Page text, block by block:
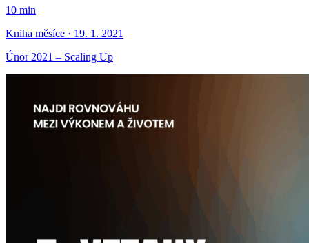
10 min
Kniha měsíce · 19. 1. 2021
Únor 2021 – Scaling Up